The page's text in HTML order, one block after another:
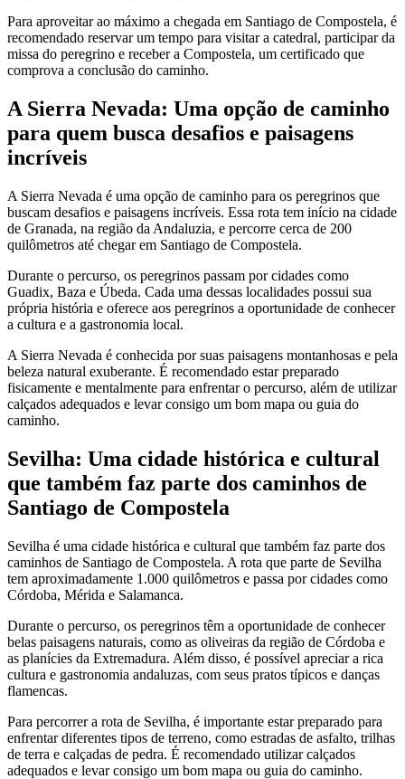
Para aproveitar ao máximo a chegada em Santiago de Compostela, é
recomendado reservar um tempo para visitar a catedral, participar da
missa do peregrino e receber a Compostela, um certificado que
comprova a conclusão do caminho.
A Sierra Nevada: Uma opção de caminho
para quem busca desafios e paisagens
incríveis
A Sierra Nevada é uma opção de caminho para os peregrinos que
buscam desafios e paisagens incríveis. Essa rota tem início na cidade
de Granada, na região da Andaluzia, e percorre cerca de 200
quilômetros até chegar em Santiago de Compostela.
Durante o percurso, os peregrinos passam por cidades como
Guadix, Baza e Úbeda. Cada uma dessas localidades possui sua
própria história e oferece aos peregrinos a oportunidade de conhecer
a cultura e a gastronomia local.
A Sierra Nevada é conhecida por suas paisagens montanhosas e pela
beleza natural exuberante. É recomendado estar preparado
fisicamente e mentalmente para enfrentar o percurso, além de utilizar
calçados adequados e levar consigo um bom mapa ou guia do
caminho.
Sevilha: Uma cidade histórica e cultural
que também faz parte dos caminhos de
Santiago de Compostela
Sevilha é uma cidade histórica e cultural que também faz parte dos
caminhos de Santiago de Compostela. A rota que parte de Sevilha
tem aproximadamente 1.000 quilômetros e passa por cidades como
Córdoba, Mérida e Salamanca.
Durante o percurso, os peregrinos têm a oportunidade de conhecer
belas paisagens naturais, como as oliveiras da região de Córdoba e
as planícies da Extremadura. Além disso, é possível apreciar a rica
cultura e gastronomia andaluzas, com seus pratos típicos e danças
flamencas.
Para percorrer a rota de Sevilha, é importante estar preparado para
enfrentar diferentes tipos de terreno, como estradas de asfalto, trilhas
de terra e calçadas de pedra. É recomendado utilizar calçados
adequados e levar consigo um bom mapa ou guia do caminho.